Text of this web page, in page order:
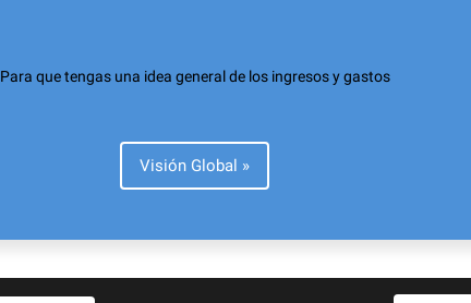
Para que tengas una idea general de los ingresos y gastos
Visión Global »